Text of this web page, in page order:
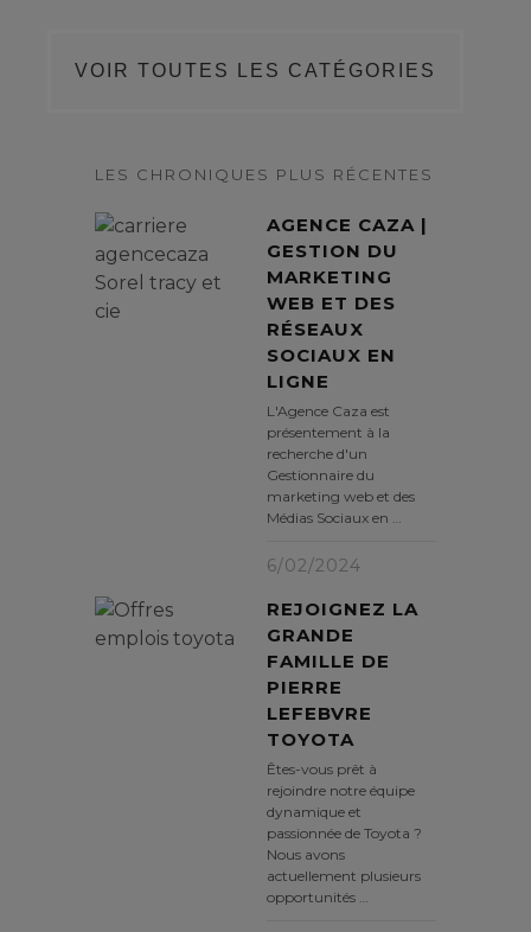
VOIR TOUTES LES CATÉGORIES
LES CHRONIQUES PLUS RÉCENTES
AGENCE CAZA |
GESTION DU
MARKETING
WEB ET DES
RÉSEAUX
SOCIAUX EN
LIGNE
L'Agence Caza est
présentement à la
recherche d'un
Gestionnaire du
marketing web et des
Médias Sociaux en …
6/02/2024
REJOIGNEZ LA
GRANDE
FAMILLE DE
PIERRE
LEFEBVRE
TOYOTA
Êtes-vous prêt à
rejoindre notre équipe
dynamique et
passionnée de Toyota ?
Nous avons
actuellement plusieurs
opportunités …